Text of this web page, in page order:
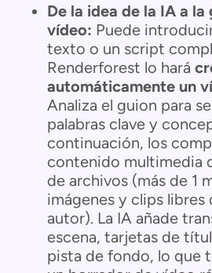
De la idea de la IA a
vídeo: Puede
texto o un script
Renderforest lo hará
automáticamente un
Analiza el guion para
palabras clave y
continuación, los
contenido multimedia
de archivos (más de 1
imágenes y clips libres
autor). La IA añade
escena, tarjetas de
pista de fondo, lo que